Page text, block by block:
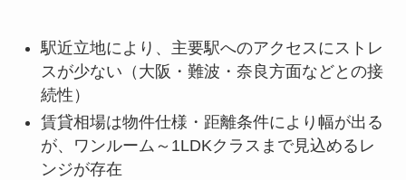
駅近立地により、主要駅へのアクセスにストレ
スが少ない（大阪・難波・奈良方面などとの接
続性）
賃貸相場は物件仕様・距離条件により幅が出る
が、ワンルーム～1LDKクラスまで見込めるレ
ンジが存在